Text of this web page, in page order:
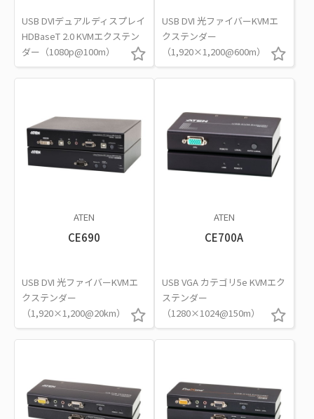
USB DVIデュアルディスプレイ
HDBaseT 2.0 KVMエクステン
ダー（1080p@100m）
USB DVI 光ファイバーKVMエ
クステンダー
（1,920×1,200@600m）
ATEN
CE690
USB DVI 光ファイバーKVMエ
クステンダー
（1,920×1,200@20km）
ATEN
CE700A
USB VGA カテゴリ5e KVMエク
ステンダー
（1280×1024@150m）